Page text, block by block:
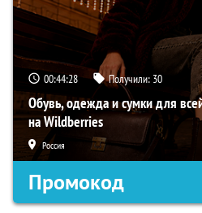
00:44:27 Получили: 30
Обувь, одежда и сумки для
на Wildberries
Россия
Промокод